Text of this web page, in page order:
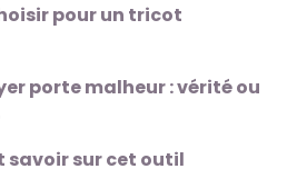
pour un tricot
porte malheur : vérité ou
savoir sur cet outil